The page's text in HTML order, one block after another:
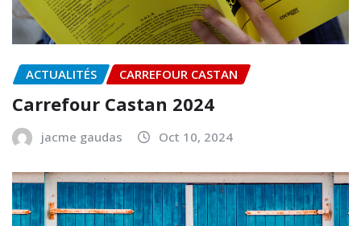
ACTUALITÉS CARREFOUR CASTAN
Carrefour Castan 2024
jacme gaudas Oct 10, 2024